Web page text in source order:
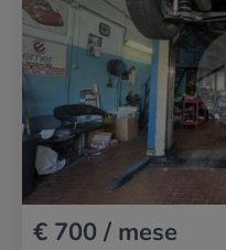
€ 700 / mese